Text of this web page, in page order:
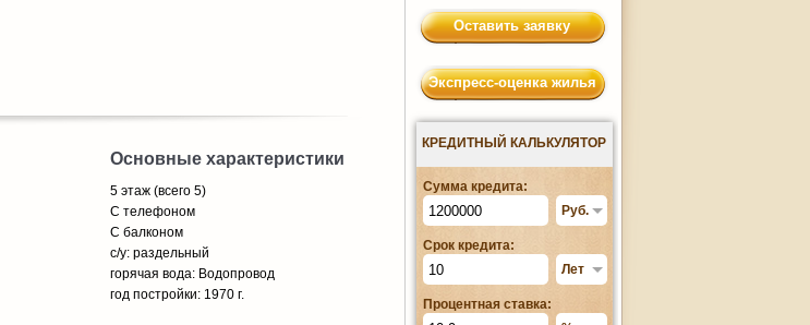
Основные характеристики
5 этаж (всего 5)
С телефоном
С балконом
с/у: раздельный
горячая вода: Водопровод
год постройки: 1970 г.
Оставить заявку
Экспресс-оценка жилья
КРЕДИТНЫЙ КАЛЬКУЛЯТОР
Сумма кредита:
Срок кредита:
Процентная ставка: